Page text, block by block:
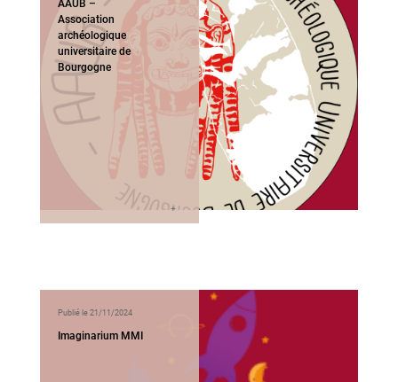
AAUB –
Association
archéologique
universitaire de
Bourgogne
Publié le 21/11/2024
Imaginarium MMI